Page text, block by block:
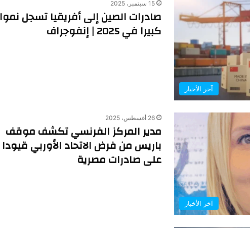
آخر الأخبار
15 سبتمبر، 2025
صادرات الصين إلى أفريقيا تسجل نموا
كبيرا في 2025 | إنفوجراف
آخر الأخبار
26 أغسطس، 2025
مدير المركز الفرنسي تكشف موقف
باريس من فرض الاتحاد الأوربي قيودا
على صادرات مصرية